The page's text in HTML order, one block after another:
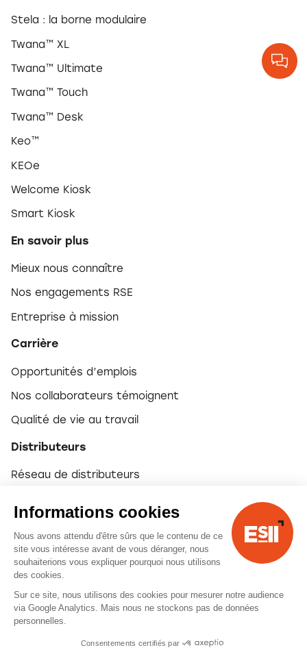
Stela : la borne modulaire
Twana™ XL
Twana™ Ultimate
Twana™ Touch
Twana™ Desk
Keo™
KEOe
Welcome Kiosk
Smart Kiosk
En savoir plus
Mieux nous connaître
Nos engagements RSE
Entreprise à mission
Carrière
Opportunités d’emplois
Nos collaborateurs témoignent
Qualité de vie au travail
Distributeurs
Réseau de distributeurs
© 2026 ESII
Informations cookies
Nous avons attendu d'être sûrs que le contenu de ce
site vous intéresse avant de vous déranger, nous
souhaiterions vous expliquer pourquoi nous utilisons
des cookies.
Sur ce site, nous utilisons des cookies pour mesurer notre audience
via Google Analytics. Mais nous ne stockons pas de données
personnelles.
Consentements certifiés par